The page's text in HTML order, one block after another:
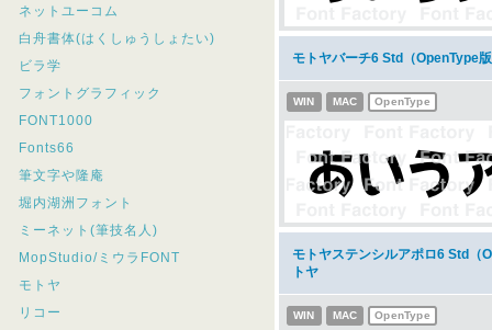
ネットユーコム
白舟書体(はくしゅうしょたい)
ビラ学
フォントグラフィック
FONT1000
Fonts66
筆文字や隆庵
堀内湖洲フォント
ミーネット(筆技名人)
MopStudio/ミウラFONT
モトヤ
リコー
モトヤバーチ6 Std（OpenType
WIN MAC OpenType
モトヤステンシルアポロ6 Std（
トヤ
WIN MAC OpenType